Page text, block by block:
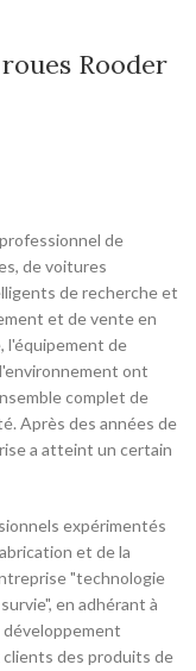
Rooder
de
de voitures
de recherche et
et de vente en
l'équipement de
ont
complet de
Après des années de
a atteint un certain
expérimentés
et de la
"technologie
en adhérant à
développement
des produits de